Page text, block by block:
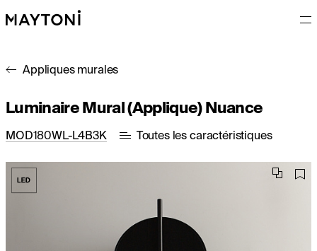
Appliques murales
Luminaire Mural (Applique) Nuance
MOD180WL-L4B3K Toutes les caractéristiques